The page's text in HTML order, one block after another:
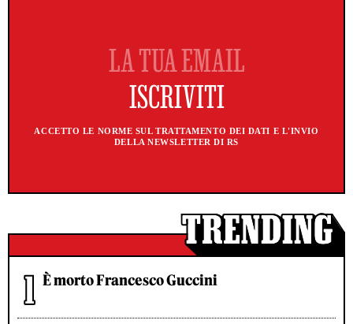
ACCETTO LE NORME SUL TRATTAMENTO DEI DATI E L'INVIO
DELLA NEWSLETTER DI RS
È morto Francesco Guccini